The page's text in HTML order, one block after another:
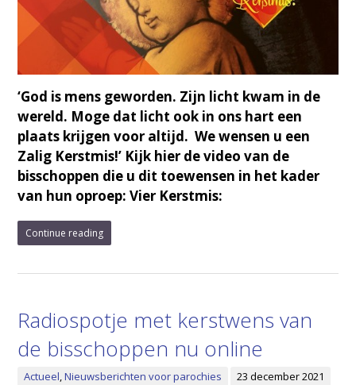
‘God is mens geworden. Zijn licht kwam in de
wereld. Moge dat licht ook in ons hart een
plaats krijgen voor altijd. We wensen u een
Zalig Kerstmis!’ Kijk hier de video van de
bisschoppen die u dit toewensen in het kader
van hun oproep: Vier Kerstmis:
Continue reading
Radiospotje met kerstwens van
de bisschoppen nu online
Actueel,Nieuwsberichten voor parochies 23 december 2021